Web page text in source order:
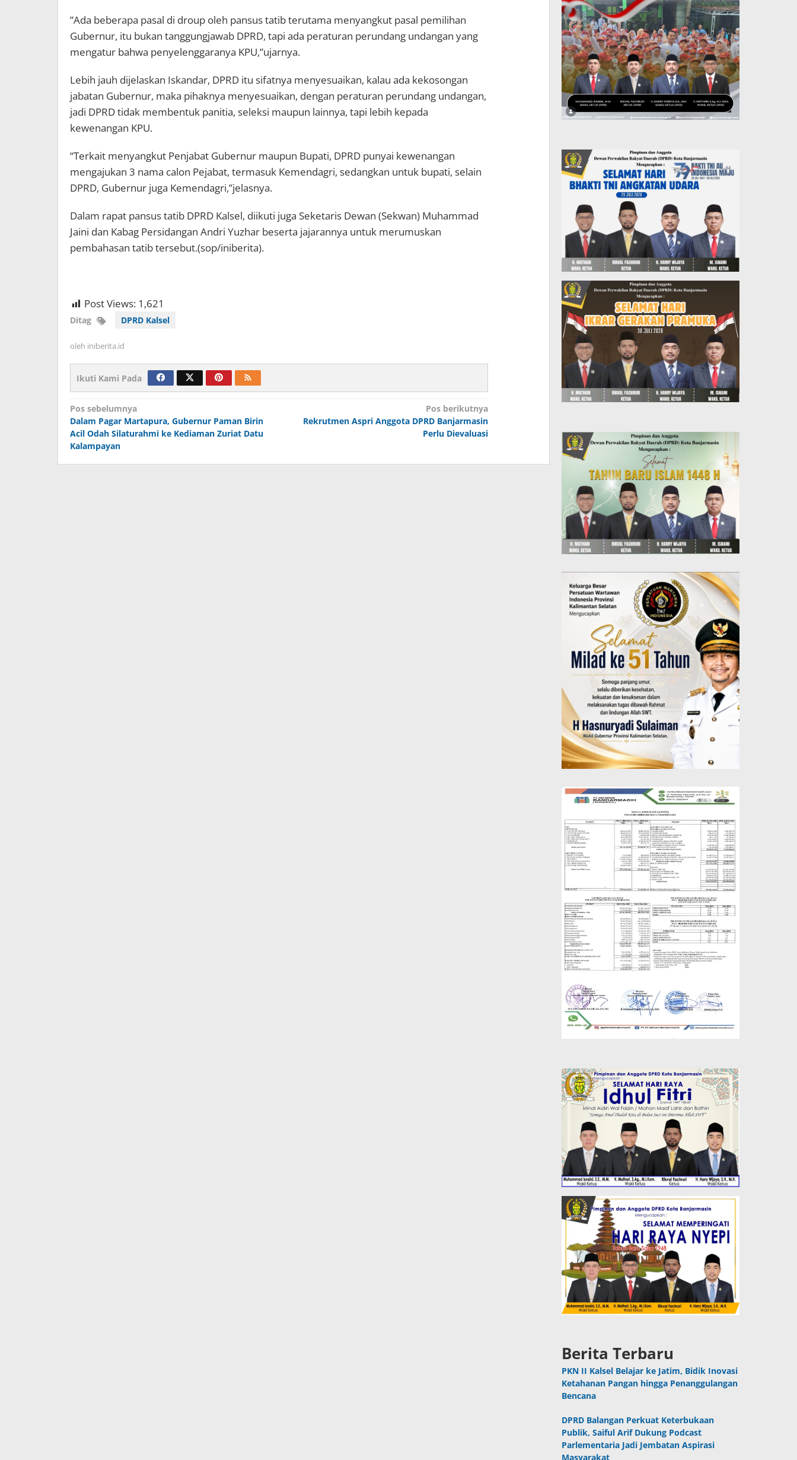
”Ada beberapa pasal di droup oleh pansus tatib terutama menyangkut pasal pemilihan
Gubernur, itu bukan tanggungjawab DPRD, tapi ada peraturan perundang undangan yang
mengatur bahwa penyelenggaranya KPU,”ujarnya.
Lebih jauh dijelaskan Iskandar, DPRD itu sifatnya menyesuaikan, kalau ada kekosongan
jabatan Gubernur, maka pihaknya menyesuaikan, dengan peraturan perundang undangan,
jadi DPRD tidak membentuk panitia, seleksi maupun lainnya, tapi lebih kepada
kewenangan KPU.
“Terkait menyangkut Penjabat Gubernur maupun Bupati, DPRD punyai kewenangan
mengajukan 3 nama calon Pejabat, termasuk Kemendagri, sedangkan untuk bupati, selain
DPRD, Gubernur juga Kemendagri,”jelasnya.
Dalam rapat pansus tatib DPRD Kalsel, diikuti juga Seketaris Dewan (Sekwan) Muhammad
Jaini dan Kabag Persidangan Andri Yuzhar beserta jajarannya untuk merumuskan
pembahasan tatib tersebut.(sop/iniberita).
Post Views: 1,621
Ditag DPRD Kalsel
oleh iniberita.id
Ikuti Kami Pada
Navigasi
pos
Pos sebelumnya
Dalam Pagar Martapura, Gubernur Paman Birin
Acil Odah Silaturahmi ke Kediaman Zuriat Datu
Kalampayan
Pos berikutnya
Rekrutmen Aspri Anggota DPRD Banjarmasin
Perlu Dievaluasi
Berita Terbaru
PKN II Kalsel Belajar ke Jatim, Bidik Inovasi
Ketahanan Pangan hingga Penanggulangan
Bencana
DPRD Balangan Perkuat Keterbukaan
Publik, Saiful Arif Dukung Podcast
Parlementaria Jadi Jembatan Aspirasi
Masyarakat